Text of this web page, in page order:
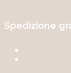
Spedizione